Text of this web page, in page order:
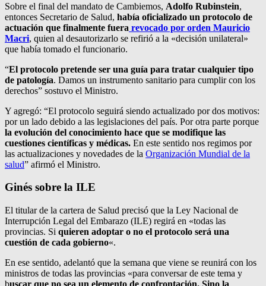
Sobre el final del mandato de Cambiemos, Adolfo Rubinstein,
entonces Secretario de Salud, había oficializado un protocolo de
actuación que finalmente fuera revocado por orden Mauricio
Macri, quien al desautorizarlo se refirió a la «decisión unilateral»
que había tomado el funcionario.
“El protocolo pretende ser una guía para tratar cualquier tipo
de patología. Damos un instrumento sanitario para cumplir con los
derechos” sostuvo el Ministro.
Y agregó: “El protocolo seguirá siendo actualizado por dos motivos:
por un lado debido a las legislaciones del país. Por otra parte porque
la evolución del conocimiento hace que se modifique las
cuestiones científicas y médicas. En este sentido nos regimos por
las actualizaciones y novedades de la Organización Mundial de la
salud” afirmó el Ministro.
Ginés sobre la ILE
El titular de la cartera de Salud precisó que la Ley Nacional de
Interrupción Legal del Embarazo (ILE) regirá en «todas las
provincias. Si quieren adoptar o no el protocolo será una
cuestión de cada gobierno«.
En ese sentido, adelantó que la semana que viene se reunirá con los
ministros de todas las provincias «para conversar de este tema y
buscar que no sea un elemento de confrontación. Sino la